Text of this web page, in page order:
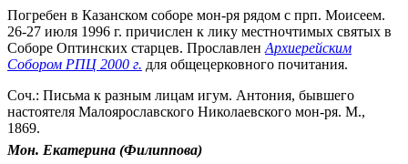
Погребен в Казанском соборе мон-ря рядом с прп. Моисеем.
26-27 июля 1996 г. причислен к лику местночтимых святых в
Соборе Оптинских старцев. Прославлен Архиерейским
Собором РПЦ 2000 г. для общецерковного почитания.
Соч.: Письма к разным лицам игум. Антония, бывшего
настоятеля Малоярославского Николаевского мон-ря. М.,
1869.
Мон. Екатерина (Филиппова)